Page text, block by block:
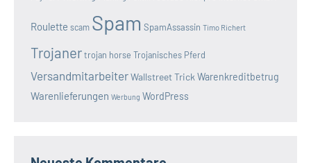
Roulette scam Spam SpamAssassin Timo Richert
Trojanertrojan horse Trojanisches Pferd
VersandmitarbeiterWallstreet Trick Warenkreditbetrug
Warenlieferungen Werbung WordPress